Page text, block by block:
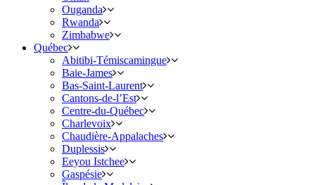
Ouganda
Rwanda
Zimbabwe
Québec
Abitibi-Témiscamingue
Baie-James
Bas-Saint-Laurent
Cantons-de-l’Est
Centre-du-Québec
Charlevoix
Chaudière-Appalaches
Duplessis
Eeyou Istchee
Gaspésie